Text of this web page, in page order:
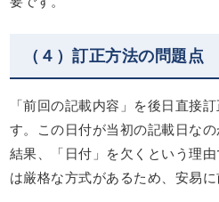
（４）訂正方法の問題点
「前回の記載内容」を後日直接
す。この日付が当初の記載日な
結果、「日付」を欠くという理
は厳格な方式があるため、安易